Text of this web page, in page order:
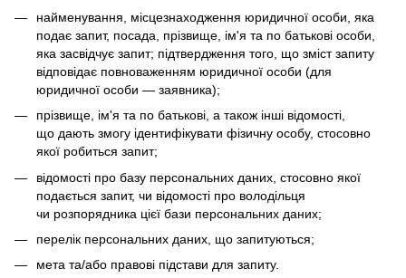
найменування, місцезнаходження юридичної особи, яка
подає запит, посада, прізвище, ім'я та по батькові особи,
яка засвідчує запит; підтвердження того, що зміст запиту
відповідає повноваженням юридичної особи (для
юридичної особи — заявника);
прізвище, ім'я та по батькові, а також інші відомості,
що дають змогу ідентифікувати фізичну особу, стосовно
якої робиться запит;
відомості про базу персональних даних, стосовно якої
подається запит, чи відомості про володільця
чи розпорядника цієї бази персональних даних;
перелік персональних даних, що запитуються;
мета та/або правові підстави для запиту.